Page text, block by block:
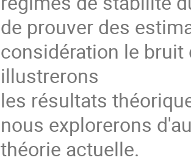
de prouver des
considération le bruit
illustrerons
les résultats
nous explorerons
théorie actuelle.